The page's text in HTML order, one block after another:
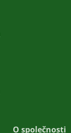
O společnosti